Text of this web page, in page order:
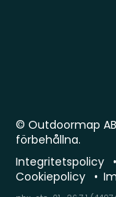
© Outdoormap
förbehållna.
Integritetspolicy
Cookiepolicy